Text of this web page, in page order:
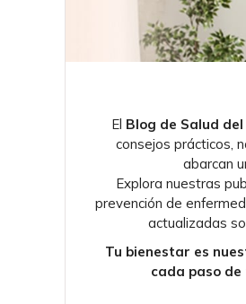
El Blog de Salud
consejos prácticos,
abarcan
Explora nuestras
prevención de
actualizadas
Tu bienestar es
cada paso